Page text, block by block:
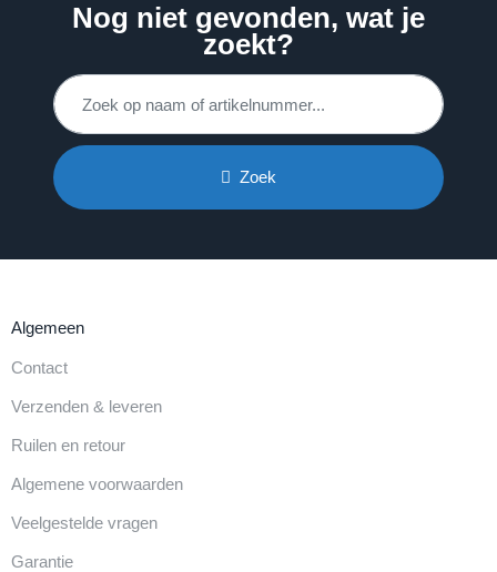
Nog niet gevonden, wat je
zoekt?
Zoek
Algemeen
Contact
Verzenden & leveren
Ruilen en retour
Algemene voorwaarden
Veelgestelde vragen
Garantie